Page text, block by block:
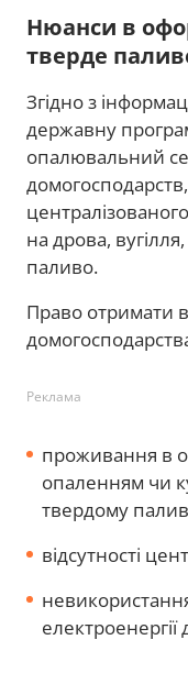
Нюанси в
тверде
Згідно з
державну
опалювальний
на дрова,
паливо.
Право отримати
Реклама
проживання в
опаленням чи
твердому
відсутності